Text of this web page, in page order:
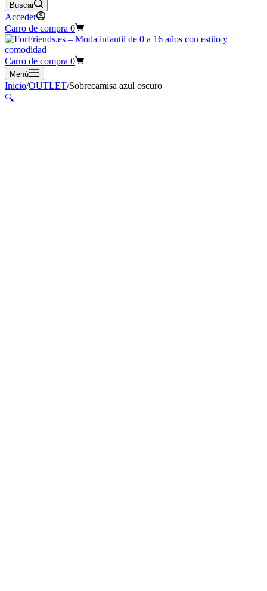
Buscar
Acceder
Carro de compra 0
Carro de compra 0
Menú
Inicio/OUTLET/Sobrecamisa azul oscuro
🔍